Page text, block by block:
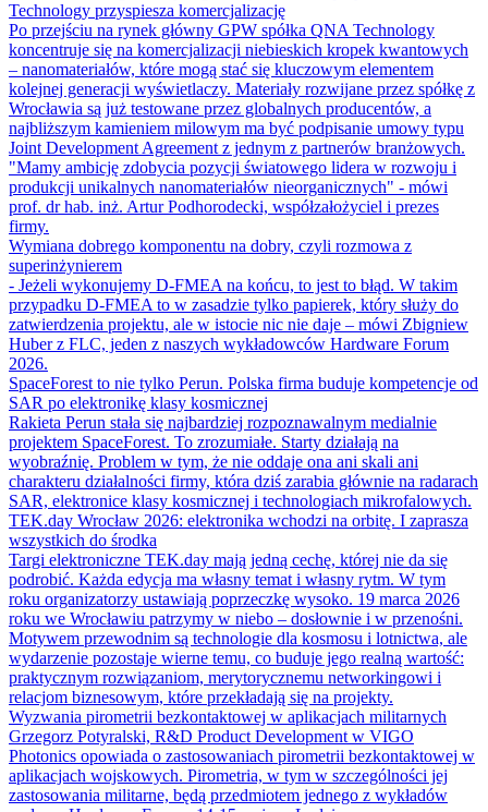
Technology przyspiesza komercjalizację
Po przejściu na rynek główny GPW spółka QNA Technology
koncentruje się na komercjalizacji niebieskich kropek kwantowych
– nanomateriałów, które mogą stać się kluczowym elementem
kolejnej generacji wyświetlaczy. Materiały rozwijane przez spółkę z
Wrocławia są już testowane przez globalnych producentów, a
najbliższym kamieniem milowym ma być podpisanie umowy typu
Joint Development Agreement z jednym z partnerów branżowych.
"Mamy ambicję zdobycia pozycji światowego lidera w rozwoju i
produkcji unikalnych nanomateriałów nieorganicznych" - mówi
prof. dr hab. inż. Artur Podhorodecki, współzałożyciel i prezes
firmy.
Wymiana dobrego komponentu na dobry, czyli rozmowa z
superinżynierem
- Jeżeli wykonujemy D-FMEA na końcu, to jest to błąd. W takim
przypadku D-FMEA to w zasadzie tylko papierek, który służy do
zatwierdzenia projektu, ale w istocie nic nie daje – mówi Zbigniew
Huber z FLC, jeden z naszych wykładowców Hardware Forum
2026.
SpaceForest to nie tylko Perun. Polska firma buduje kompetencje od
SAR po elektronikę klasy kosmicznej
Rakieta Perun stała się najbardziej rozpoznawalnym medialnie
projektem SpaceForest. To zrozumiałe. Starty działają na
wyobraźnię. Problem w tym, że nie oddaje ona ani skali ani
charakteru działalności firmy, która dziś zarabia głównie na radarach
SAR, elektronice klasy kosmicznej i technologiach mikrofalowych.
TEK.day Wrocław 2026: elektronika wchodzi na orbitę. I zaprasza
wszystkich do środka
Targi elektroniczne TEK.day mają jedną cechę, której nie da się
podrobić. Każda edycja ma własny temat i własny rytm. W tym
roku organizatorzy ustawiają poprzeczkę wysoko. 19 marca 2026
roku we Wrocławiu patrzymy w niebo – dosłownie i w przenośni.
Motywem przewodnim są technologie dla kosmosu i lotnictwa, ale
wydarzenie pozostaje wierne temu, co buduje jego realną wartość:
praktycznym rozwiązaniom, merytorycznemu networkingowi i
relacjom biznesowym, które przekładają się na projekty.
Wyzwania pirometrii bezkontaktowej w aplikacjach militarnych
Grzegorz Potyralski, R&D Product Development w VIGO
Photonics opowiada o zastosowaniach pirometrii bezkontaktowej w
aplikacjach wojskowych. Pirometria, w tym w szczególności jej
zastosowania militarne, będą przedmiotem jednego z wykładów